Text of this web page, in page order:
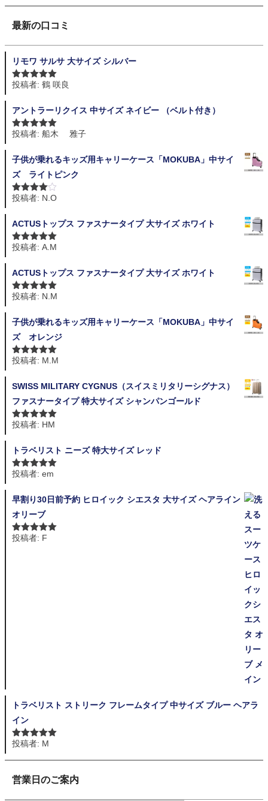
最新の口コミ
リモワ サルサ 大サイズ シルバー
5段階中 5の
投稿者: 鶴 咲良
アントラーリクイス 中サイズ ネイビー （ベルト付き）
5段階中 5の
投稿者: 船木 雅子
子供が乗れるキッズ用キャリーケース「MOKUBA」中サイ
ズ ライトピンク
5段階中 4
投稿者: N.O
ACTUSトップス ファスナータイプ 大サイズ ホワイト
5段階中 5の
投稿者: A.M
ACTUSトップス ファスナータイプ 大サイズ ホワイト
5段階中 5の
投稿者: N.M
子供が乗れるキッズ用キャリーケース「MOKUBA」中サイ
ズ オレンジ
5段階中 5の
投稿者: M.M
SWISS MILITARY CYGNUS（スイスミリタリーシグナス）
ファスナータイプ 特大サイズ シャンパンゴールド
5段階中 5の
投稿者: HM
トラベリスト ニーズ 特大サイズ レッド
5段階中 5の
投稿者: em
早割り30日前予約 ヒロイック シエスタ 大サイズ ヘアライン
オリーブ
5段階中 5の
投稿者: F
トラベリスト ストリーク フレームタイプ 中サイズ ブルー ヘアラ
イン
5段階中 5の
投稿者: M
営業日のご案内